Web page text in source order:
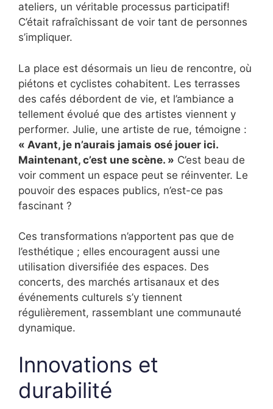
ateliers, un véritable processus participatif!
C’était rafraîchissant de voir tant de personnes
s’impliquer.
La place est désormais un lieu de rencontre, où
piétons et cyclistes cohabitent. Les terrasses
des cafés débordent de vie, et l’ambiance a
tellement évolué que des artistes viennent y
performer. Julie, une artiste de rue, témoigne :
« Avant, je n’aurais jamais osé jouer ici.
Maintenant, c’est une scène. » C’est beau de
voir comment un espace peut se réinventer. Le
pouvoir des espaces publics, n’est-ce pas
fascinant ?
Ces transformations n’apportent pas que de
l’esthétique ; elles encouragent aussi une
utilisation diversifiée des espaces. Des
concerts, des marchés artisanaux et des
événements culturels s’y tiennent
régulièrement, rassemblant une communauté
dynamique.
Innovations et
durabilité